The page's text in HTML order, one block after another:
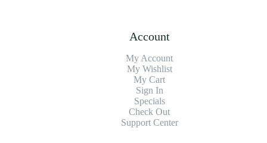
Account
My Account
My Wishlist
My Cart
Sign In
Specials
Check Out
Support Center